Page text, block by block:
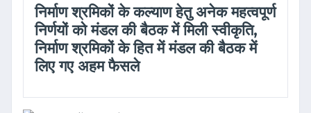
निर्माण श्रमिकों के कल्याण हेतु अनेक महत्वपूर्ण
निर्णयों को मंडल की बैठक में मिली स्वीकृति,
निर्माण श्रमिकों के हित में मंडल की बैठक में
लिए गए अहम फैसले